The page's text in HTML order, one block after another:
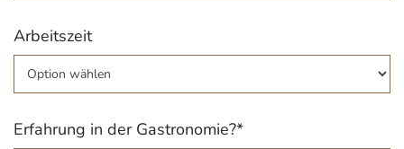
Arbeitszeit
Erfahrung in der Gastronomie?*